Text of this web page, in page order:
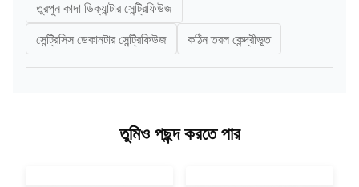
তুরপুন কাদা ডিক্যান্টার সেন্ট্রিফিউজ
সেন্ট্রিসিস ডেকানটার সেন্ট্রিফিউজ
কঠিন তরল কেন্দ্রীভূত
তুমিও পছন্দ করতে পার